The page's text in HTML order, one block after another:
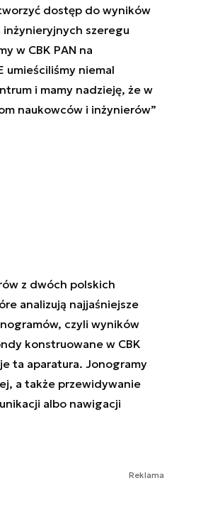
dostęp do wyników
szeregu
w CBK PAN na
umieściliśmy niemal
i mamy nadzieję, że w
naukowców i inżynierów”
z dwóch polskich
analizują najjaśniejsze
czyli wyników
konstruowane w CBK
ta aparatura. Jonogramy
a także przewidywanie
albo nawigacji
Reklama